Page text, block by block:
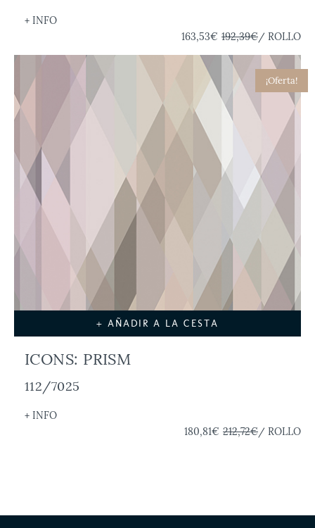
+ INFO
163,53€ 192,39€/ ROLLO
¡Oferta!
+ AÑADIR A LA CESTA
ICONS: PRISM
112/7025
+ INFO
180,81€ 212,72€/ ROLLO